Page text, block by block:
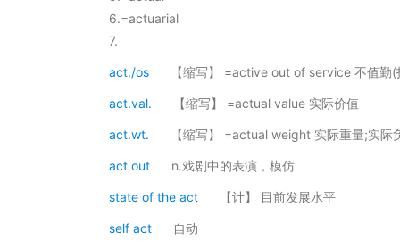
6.=actuarial
7.
act./os 【缩写】 =active out of service 不值勤(
act.val. 【缩写】 =actual value 实际价值
act.wt. 【缩写】 =actual weight 实际重量;实际
act out n.戏剧中的表演，模仿
state of the act 【计】 目前发展水平
self act 自动